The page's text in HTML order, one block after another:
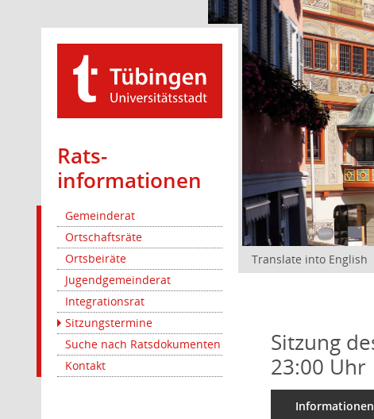
Rats­
informationen
Gemeinderat
Ortschaftsräte
Ortsbeiräte
Jugendgemeinderat
Integrationsrat
Sitzungstermine
Suche nach Ratsdokumenten
Kontakt
Translate into English
Sitzung
23:00 Uhr
Informationen